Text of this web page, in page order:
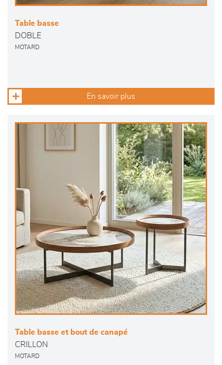
Table basse
DOBLE
MOTARD
En savoir plus
Table basse et bout de canapé
CRILLON
MOTARD